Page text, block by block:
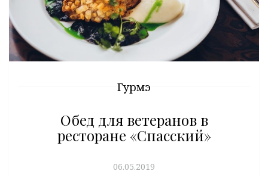
Гурмэ
Обед для ветеранов в
ресторане «Спасский»
06.05.2019